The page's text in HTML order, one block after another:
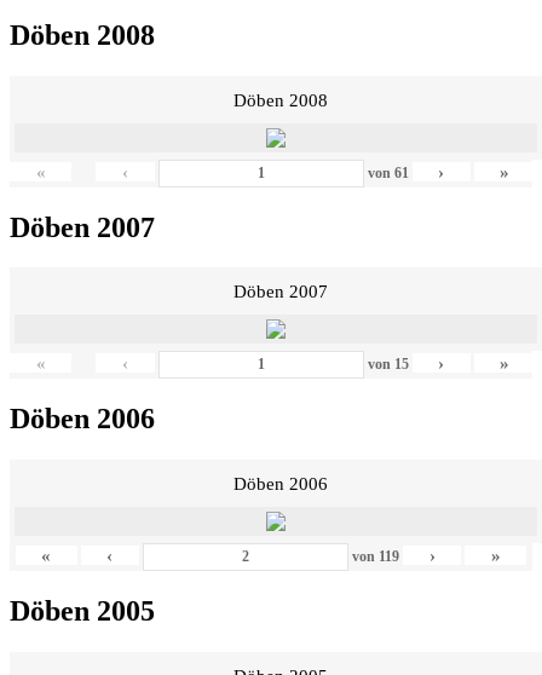
Döben 2008
Döben 2008
« ‹ von 61 › »
Döben 2007
Döben 2007
« ‹ von 15 › »
Döben 2006
Döben 2006
« ‹ von 119 › »
Döben 2005